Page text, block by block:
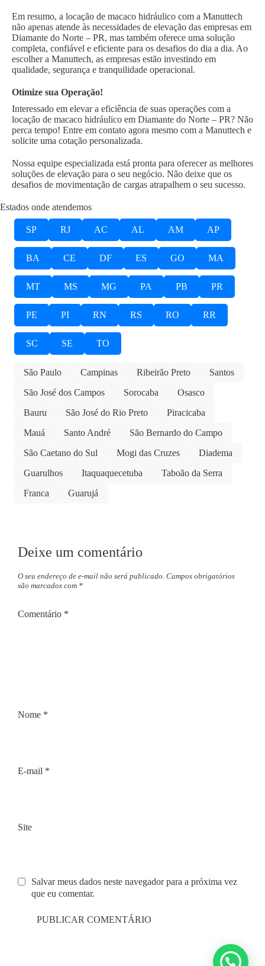
Em resumo, a locação de macaco hidráulico com a Manuttech
não apenas atende às necessidades de elevação das empresas em
Diamante do Norte – PR, mas também oferece uma solução
completa, confiável e eficiente para os desafios do dia a dia. Ao
escolher a Manuttech, as empresas estão investindo em
qualidade, segurança e tranquilidade operacional.
Otimize sua Operação!
Interessado em elevar a eficiência de suas operações com a
locação de macaco hidráulico em Diamante do Norte – PR? Não
perca tempo! Entre em contato agora mesmo com a Manuttech e
solicite uma cotação personalizada.
Nossa equipe especializada está pronta para oferecer as melhores
soluções de elevação para o seu negócio. Não deixe que os
desafios de movimentação de cargas atrapalhem o seu sucesso.
Estados onde atendemos
SP RJ AC AL AM AP
BA CE DF ES GO MA
MT MS MG PA PB PR
PE PI RN RS RO RR
SC SE TO
São Paulo Campinas Ribeirão Preto
Santos
São José dos Campos
Sorocaba
Osasco
Bauru
São José do Rio Preto
Piracicaba
Mauá
Santo André
São Bernardo do Campo
São Caetano do Sul
Mogi das Cruzes
Diadema
Guarulhos
Itaquaquecetuba
Taboão da Serra
Franca
Guarujá
Deixe um comentário
O seu endereço de e-mail não será publicado. Campos obrigatórios
são marcados com *
Comentário *
Nome *
E-mail *
Site
Salvar meus dados neste navegador para a próxima vez
que eu comentar.